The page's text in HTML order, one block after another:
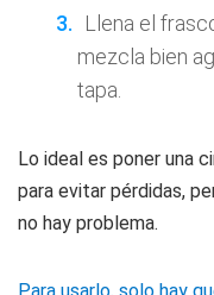
Llena el
mezcla bien
tapa.
Lo ideal es poner una
para evitar pérdidas,
no hay problema.